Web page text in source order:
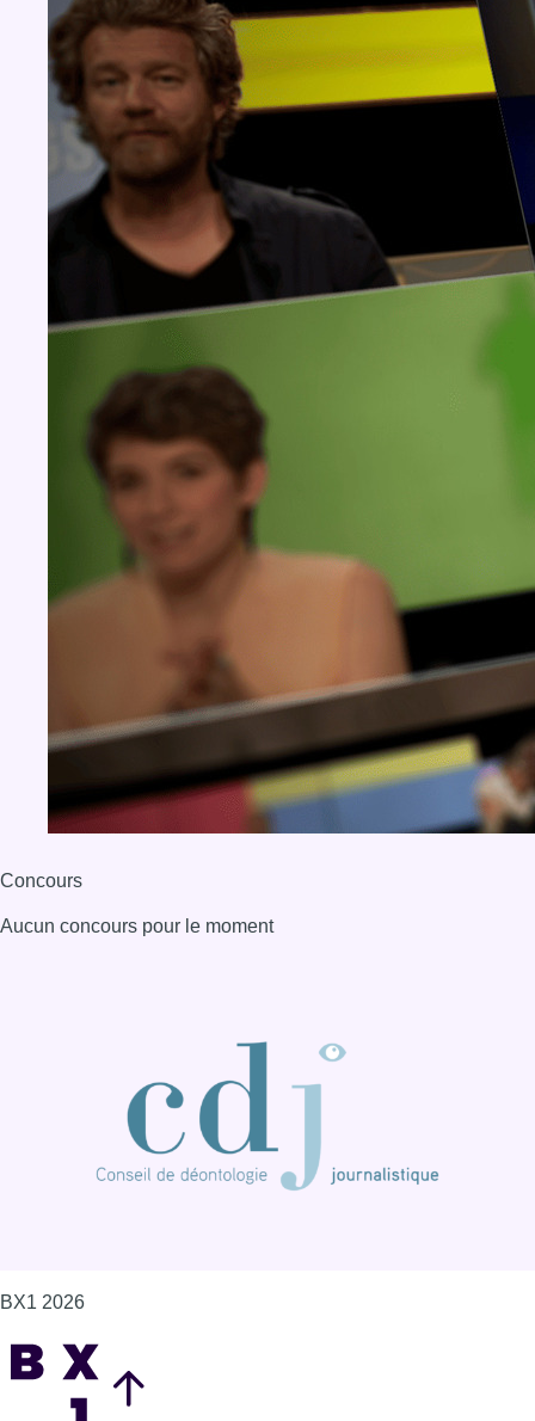
Concours
Aucun concours pour le moment
BX1 2026